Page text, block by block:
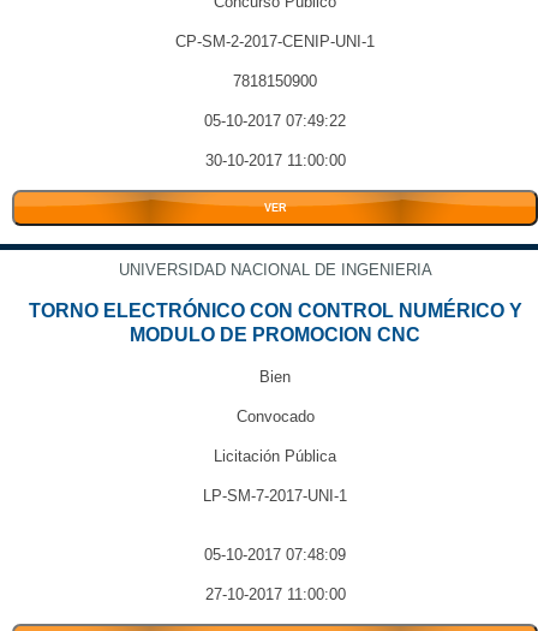
CP-SM-2-2017-CENIP-UNI-1
7818150900
05-10-2017 07:49:22
30-10-2017 11:00:00
VER
UNIVERSIDAD NACIONAL DE INGENIERIA
TORNO ELECTRÓNICO CON CONTROL NUMÉRICO Y
MODULO DE PROMOCION CNC
Bien
Convocado
Licitación Pública
LP-SM-7-2017-UNI-1
05-10-2017 07:48:09
27-10-2017 11:00:00